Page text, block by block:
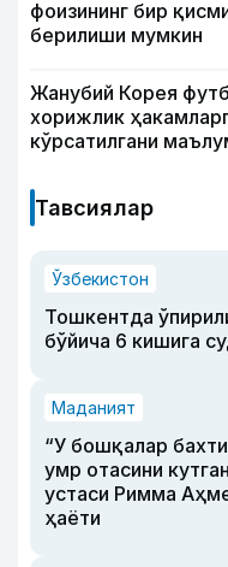
фоизининг бир
берилиши мумкин
Жанубий Корея
хорижлик
кўрсатилгани
Тавсиялар
Ўзбекистон
Тошкентда
бўйича 6 кишига
Маданият
“У бошқалар бахти
умр отасини
устаси Римма
ҳаёти